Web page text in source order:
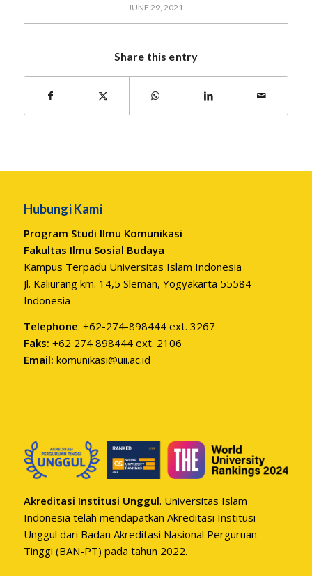
JUNE 29, 2021
Share this entry
Hubungi Kami
Program Studi Ilmu Komunikasi
Fakultas Ilmu Sosial Budaya
Kampus Terpadu Universitas Islam Indonesia
Jl. Kaliurang km. 14,5 Sleman, Yogyakarta 55584
Indonesia
Telephone: +62-274-898444 ext. 3267
Faks: +62 274 898444 ext. 2106
Email: komunikasi@uii.ac.id
Akreditasi Institusi Unggul. Universitas Islam
Indonesia telah mendapatkan Akreditasi Institusi
Unggul dari Badan Akreditasi Nasional Perguruan
Tinggi (BAN-PT) pada tahun 2022.